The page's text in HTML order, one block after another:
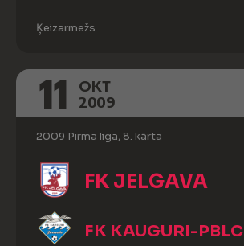
Ķeizarmežs
11 OKT
2009
2009 Pirma liga, 8. kārta
FK JELGAVA
FK KAUGURI-PBLC